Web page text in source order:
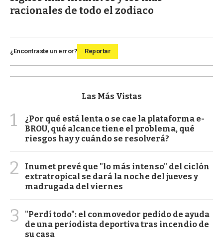
racionales de todo el zodiaco
¿Encontraste un error? Reportar
Las Más Vistas
1
¿Por qué está lenta o se cae la plataforma e-
BROU, qué alcance tiene el problema, qué
riesgos hay y cuándo se resolverá?
2
Inumet prevé que "lo más intenso" del ciclón
extratropical se dará la noche del jueves y
madrugada del viernes
3
"Perdí todo": el conmovedor pedido de ayuda
de una periodista deportiva tras incendio de
su casa